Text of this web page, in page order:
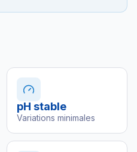
pH stable
Variations minimales